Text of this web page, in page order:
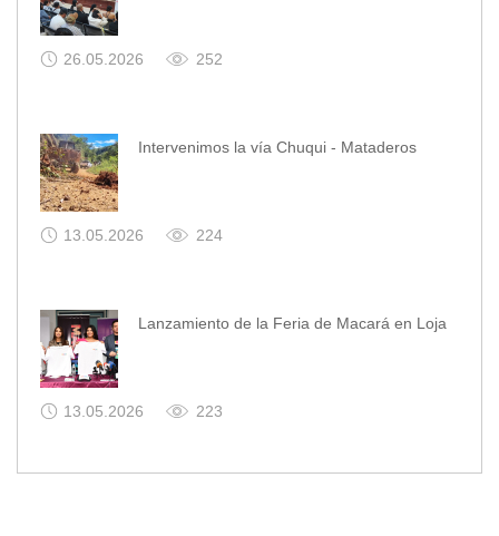
26.05.2026 252
Intervenimos la vía Chuqui - Mataderos
13.05.2026 224
Lanzamiento de la Feria de Macará en Loja
13.05.2026 223